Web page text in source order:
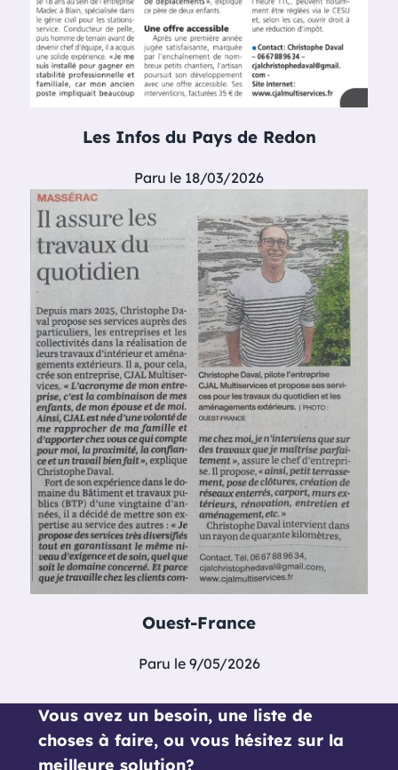
Les Infos du Pays de Redon
Paru le 18/03/2026
Ouest-France
Paru le 9/05/2026
Vous avez un besoin, une liste de
choses à faire, ou vous hésitez sur la
meilleure solution?